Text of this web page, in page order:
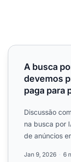
A busca por IA
A busca
devemos
paga para
Discussão
na busca por
de anúncios
Jan 9, 2026 6